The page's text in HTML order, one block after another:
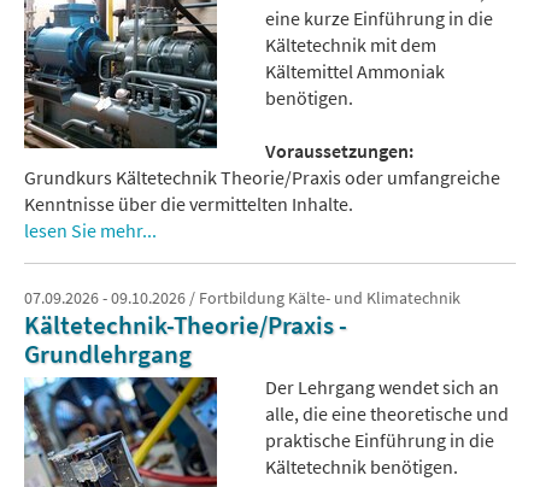
eine kurze Einführung in die
Kältetechnik mit dem
Kältemittel Ammoniak
benötigen.
Voraussetzungen:
Grundkurs Kältetechnik Theorie/Praxis oder umfangreiche
Kenntnisse über die vermittelten Inhalte.
lesen Sie mehr...
07.09.2026 - 09.10.2026 / Fortbildung Kälte- und Klimatechnik
Kältetechnik-Theorie/Praxis -
Grundlehrgang
Der Lehrgang wendet sich an
alle, die eine theoretische und
praktische Einführung in die
Kältetechnik benötigen.